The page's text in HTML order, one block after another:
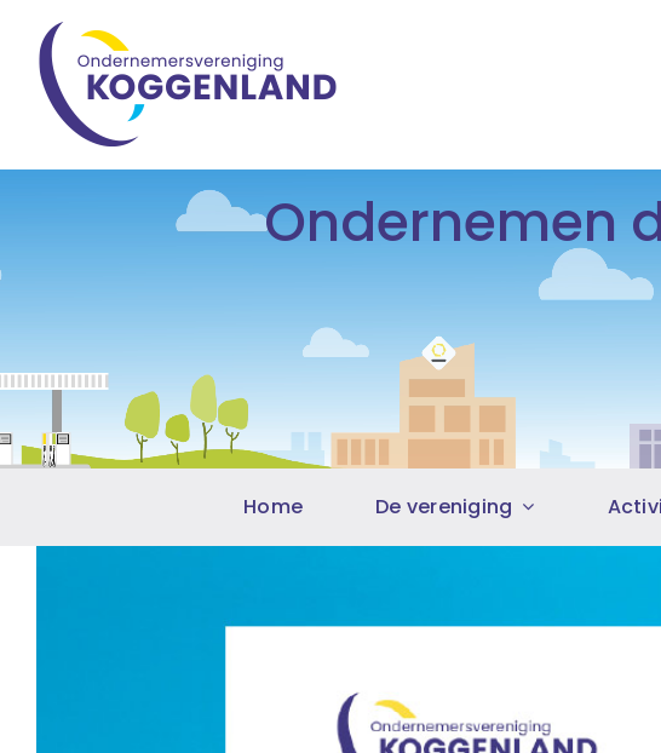
naar
inhoud
Ondernemen
Home De vereniging